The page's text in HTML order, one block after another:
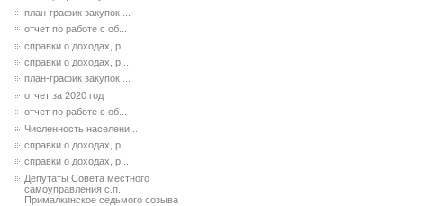
план-график закупок ...
отчет по работе с об...
справки о доходах, р...
справки о доходах, р...
план-график закупок ...
отчет за 2020 год
отчет по работе с об...
Численность населени...
справки о доходах, р...
справки о доходах, р...
Депутаты Совета местного
самоуправления с.п.
Прималкинское седьмого созыва